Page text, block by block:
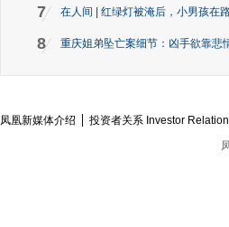
7 在人间 | 红绿灯被淹后，小男孩在
8 重庆姐弟坠亡案细节：凶手欲靠悲
凤凰新媒体介绍 投资者关系 Investor